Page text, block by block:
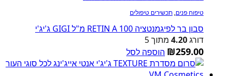
טיפוח פנים, תכשירים טיפולים
סבון בר לפיגמנטציה RETIN A 100 מ"ל GIGI ג'יג'י
דורג4.20 מתוך 5
₪259.00 הוספה לסל